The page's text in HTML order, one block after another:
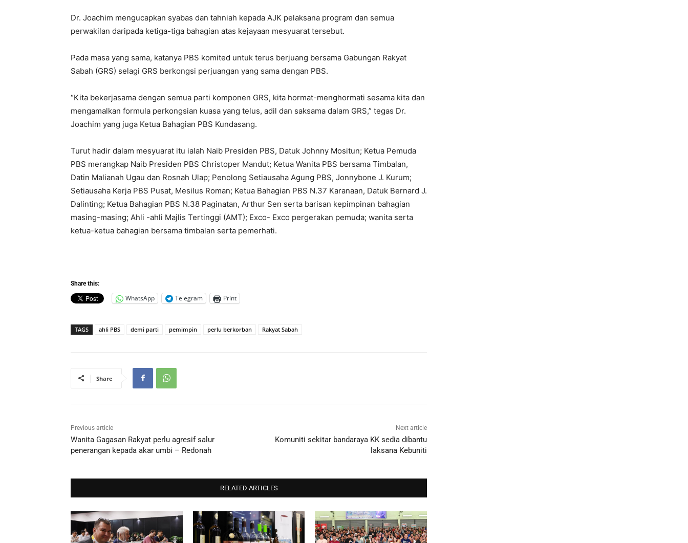
Dr. Joachim mengucapkan syabas dan tahniah kepada AJK pelaksana program dan semua
perwakilan daripada ketiga-tiga bahagian atas kejayaan mesyuarat tersebut.
Pada masa yang sama, katanya PBS komited untuk terus berjuang bersama Gabungan Rakyat
Sabah (GRS) selagi GRS berkongsi perjuangan yang sama dengan PBS.
“Kita bekerjasama dengan semua parti komponen GRS, kita hormat-menghormati sesama kita dan
mengamalkan formula perkongsian kuasa yang telus, adil dan saksama dalam GRS,” tegas Dr.
Joachim yang juga Ketua Bahagian PBS Kundasang.
Turut hadir dalam mesyuarat itu ialah Naib Presiden PBS, Datuk Johnny Mositun; Ketua Pemuda
PBS merangkap Naib Presiden PBS Christoper Mandut; Ketua Wanita PBS bersama Timbalan,
Datin Malianah Ugau dan Rosnah Ulap; Penolong Setiausaha Agung PBS, Jonnybone J. Kurum;
Setiausaha Kerja PBS Pusat, Mesilus Roman; Ketua Bahagian PBS N.37 Karanaan, Datuk Bernard J.
Dalinting; Ketua Bahagian PBS N.38 Paginatan, Arthur Sen serta barisan kepimpinan bahagian
masing-masing; Ahli -ahli Majlis Tertinggi (AMT); Exco- Exco pergerakan pemuda; wanita serta
ketua-ketua bahagian bersama timbalan serta pemerhati.
Share this:
WhatsApp Telegram Print
TAGS ahli PBS demi parti pemimpin perlu berkorban Rakyat Sabah
Share
Previous article
Wanita Gagasan Rakyat perlu agresif salur
penerangan kepada akar umbi – Redonah
Next article
Komuniti sekitar bandaraya KK sedia dibantu
laksana Kebuniti
RELATED ARTICLES